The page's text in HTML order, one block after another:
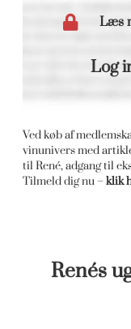
Læs
Log
Ved køb af
vinunivers med
til René, adgang til
Tilmeld dig nu –klik
Renés